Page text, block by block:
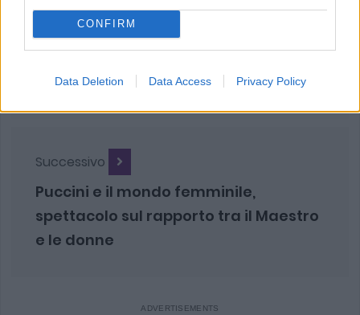
CONFIRM
Data Deletion Data Access Privacy Policy
Precedente
Center d’Italia
Successivo
Puccini e il mondo femminile,
spettacolo sul rapporto tra il Maestro
e le donne